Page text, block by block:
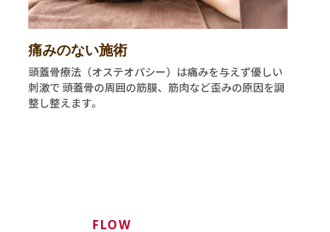
痛みのない施術
頭蓋骨療法（オステオパシー）は痛みを与えず優しい
刺激で 頭蓋骨の周囲の筋膜、筋肉など歪みの原因を調
整し整えます。
FLOW